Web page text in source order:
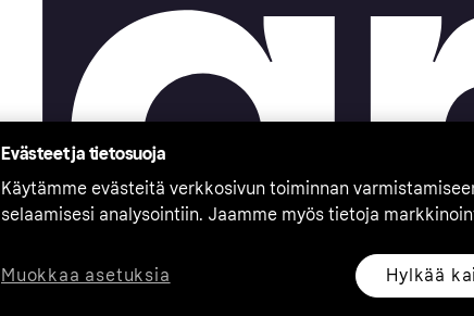
Evästeet ja tietosuoja
Käytämme evästeitä verkkosivun toiminnan
selaamisesi analysointiin. Jaamme myös tietoja
Hylkää
Muokkaa asetuksia